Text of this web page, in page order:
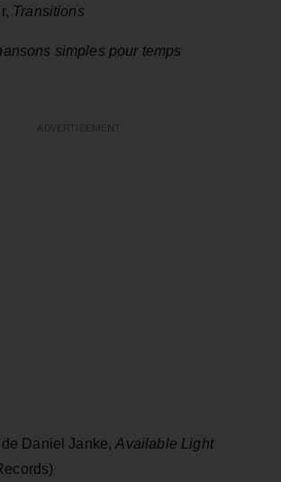
Transitions
simples pour temps
de Daniel Janke,Available Light